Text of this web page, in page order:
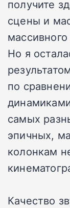
получите
сцены и
Но я
по
самых
эпичных,
колонкам
Качество